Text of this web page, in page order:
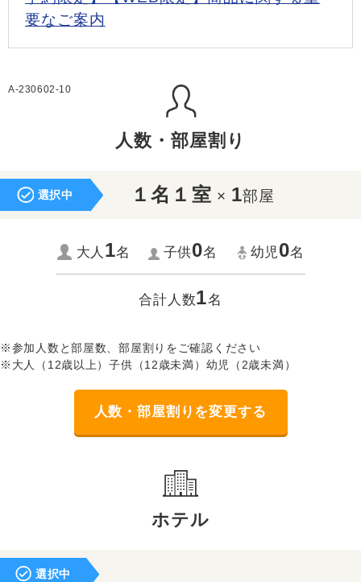
要なご案内
A-230602-10
人数・部屋割り
選択中 １名１室 × 1部屋
大人 1名 子供0名 幼児0名
合計人数1名
※参加人数と部屋数、部屋割りをご確認ください
※大人（12歳以上）子供（12歳未満）幼児（2歳未満）
人数・部屋割りを変更する
ホテル
選択中